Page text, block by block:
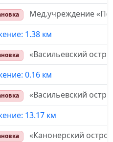
Мед.учреждение
1.38 км
«Васильевский
0.16 км
«Васильевский
13.17 км
«Канонерский